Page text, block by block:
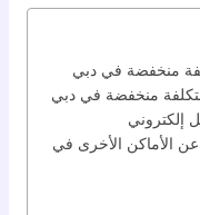
منخفضة في دبي
بتكلفة منخفضة في دبي
إلكتروني
الأماكن الأخرى في